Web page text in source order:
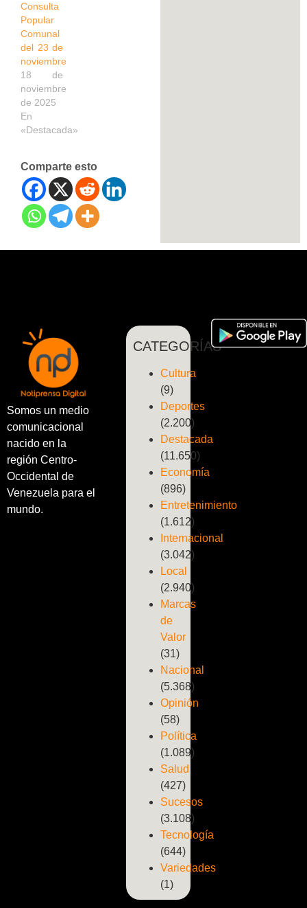
Consulta
Popular
Comunal
del 23 de
noviembre
18 de
noviembre
de 2025
En
«Destacada»
Comparte esto
Somos un medio
comunicacional
nacido en la
región Centro-
Occidental de
Venezuela para el
mundo.
CATEGORÍAS
Cultura
(9)
Deportes
(2.200)
Destacada
(11.650)
Economía
(896)
Entretenimiento
(1.612)
Internacional
(3.042)
Local
(2.940)
Marcas
de
Valor
(31)
Nacional
(5.368)
Opinión
(58)
Política
(1.089)
Salud
(427)
Sucesos
(3.108)
Tecnología
(644)
Variedades
(1)